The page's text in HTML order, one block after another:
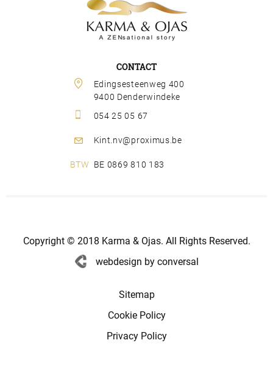
CONTACT
Edingsesteenweg 400
9400 Denderwindeke
054 25 05 67
Kint.nv@proximus.be
BE 0869 810 183
Copyright © 2018 Karma & Ojas. All Rights Reserved.
webdesign by conversal
Sitemap
Cookie Policy
Privacy Policy